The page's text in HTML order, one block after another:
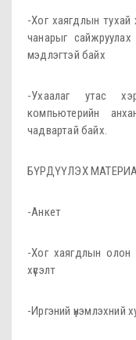
-Хог хаягдлын тухай
чанарыг
мэдлэгтэй байх
-Ухаалаг утас
компьютерийн
чадвартай байх.
БҮРДҮҮЛЭХ
-Анкет
-Хог хаягдлын олон
хүсэлт
-Иргэний үнэмлэхний